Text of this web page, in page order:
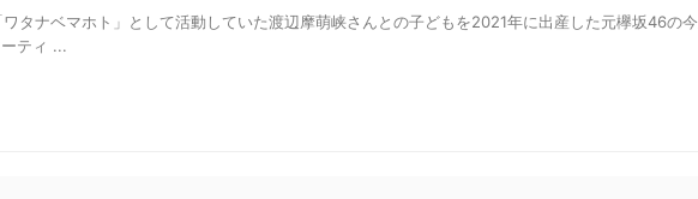
タナベマホト」として活動していた渡辺摩萌峡さんとの子どもを2021年に出産した元欅坂46の
ティ ...